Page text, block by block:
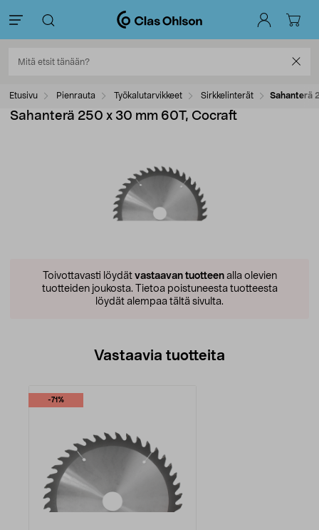
Etusivu Pienrauta Työkalutarvikkeet Sirkkelinterät Sahanterä
Sahanterä 250 x 30 mm 60T, Cocraft
Toivottavasti löydät vastaavan tuotteenalla olevien
tuotteiden joukosta. Tietoa poistuneesta tuotteesta
löydät alempaa tältä sivulta.
Vastaavia tuotteita
-71%